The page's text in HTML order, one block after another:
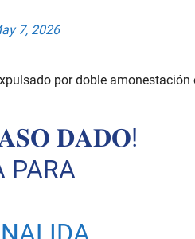
7, 2026
por doble amonestación
𝐃𝐀𝐃𝐎!
PARA